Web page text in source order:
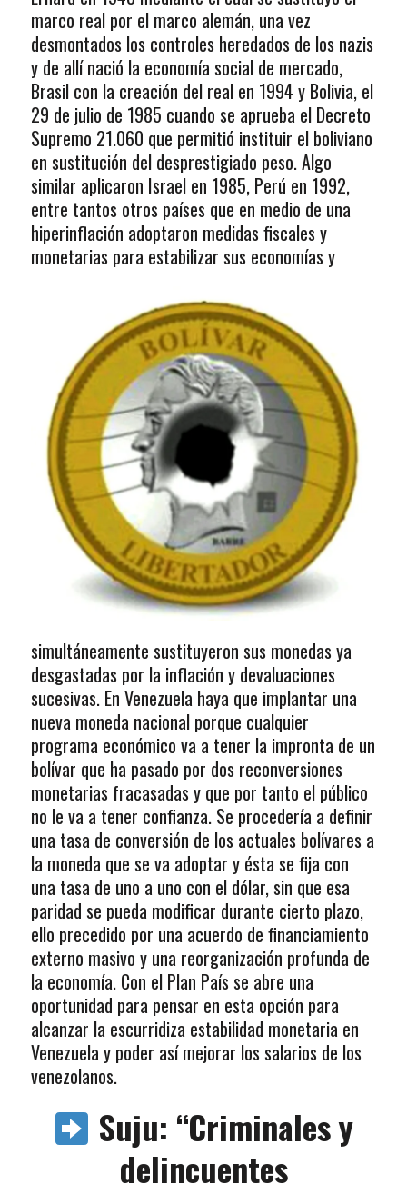
marco real por el marco alemán, una vez
desmontados los controles heredados de los nazis
y de allí nació la economía social de mercado,
Brasil con la creación del real en 1994 y Bolivia, el
29 de julio de 1985 cuando se aprueba el Decreto
Supremo 21.060 que permitió instituir el boliviano
en sustitución del desprestigiado peso. Algo
similar aplicaron Israel en 1985, Perú en 1992,
entre tantos otros países que en medio de una
hiperinflación adoptaron medidas fiscales y
monetarias para estabilizar sus economías y
simultáneamente sustituyeron sus monedas ya
desgastadas por la inflación y devaluaciones
sucesivas. En Venezuela haya que implantar una
nueva moneda nacional porque cualquier
programa económico va a tener la impronta de un
bolívar que ha pasado por dos reconversiones
monetarias fracasadas y que por tanto el público
no le va a tener confianza. Se procedería a definir
una tasa de conversión de los actuales bolívares a
la moneda que se va adoptar y ésta se fija con
una tasa de uno a uno con el dólar, sin que esa
paridad se pueda modificar durante cierto plazo,
ello precedido por una acuerdo de financiamiento
externo masivo y una reorganización profunda de
la economía. Con el Plan País se abre una
oportunidad para pensar en esta opción para
alcanzar la escurridiza estabilidad monetaria en
Venezuela y poder así mejorar los salarios de los
venezolanos.
Suju: “Criminales y
delincuentes